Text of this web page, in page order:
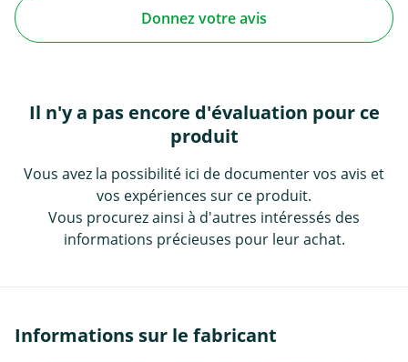
Donnez votre avis
Il n'y a pas encore d'évaluation pour ce
produit
Vous avez la possibilité ici de documenter vos avis et
vos expériences sur ce produit.
Vous procurez ainsi à d'autres intéressés des
informations précieuses pour leur achat.
Informations sur le fabricant